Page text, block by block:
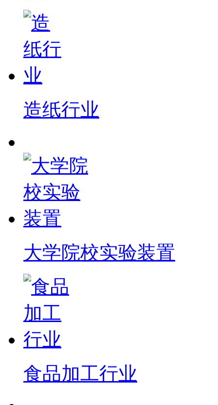
造纸行业
大学院校实验装置
食品加工行业